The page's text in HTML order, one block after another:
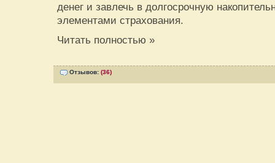
денег и завлечь в долгосрочную
элементами страхования.
Читать полностью »
Отзывов: (36)